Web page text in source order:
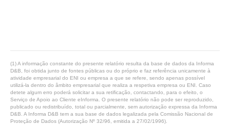
(1) A informação constante do presente relatório resulta da base de dados da Informa
D&B, foi obtida junto de fontes públicas ou do próprio e faz referência unicamente à
atividade empresarial do ENI ou empresa a que se refere, sendo apenas possível
utilizá-la dentro do âmbito empresarial que realiza a respetiva empresa ou ENI. Caso
detete algum erro poderá solicitar a sua retificação, contactando, para o efeito, o
Serviço de Apoio ao Cliente eInforma. O presente relatório não pode ser reproduzido,
publicado ou redistribuído, total ou parcialmente, sem autorização expressa da Informa
D&B. A Informa D&B tem a sua base de dados legalizada pela Comissão Nacional de
Proteção de Dados (Autorização Nº 32/96, emitida a 27/02/1996).